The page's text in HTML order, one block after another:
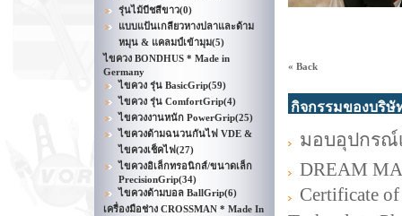
รุ่นไม้บีชสีขาว(0)
แบบแป้นเกลียวหางปลาและด้าม
หมุน & แคลมป์เข้ามุม(5)
ไขควง BONDHUS * Made in
Germany
ไขควง รุ่น BasicGrip(59)
ไขควง รุ่น ComfortGrip(4)
ไขควงงานหนัก PowerGrip(25)
ไขควงด้ามฉนวนกันไฟ VDE &
ไขควงเช็คไฟ(27)
ไขควงอิเล็กทรอนิกส์/ขนาดเล็ก
PrecisionGrip(34)
ไขควงด้ามบอล BallGrip(6)
เครื่องมือช่าง CROSSMAN * Made In
« Back
กิจกรรมของบริษั
มอบอุปกรณ์
DREAM
Certificate